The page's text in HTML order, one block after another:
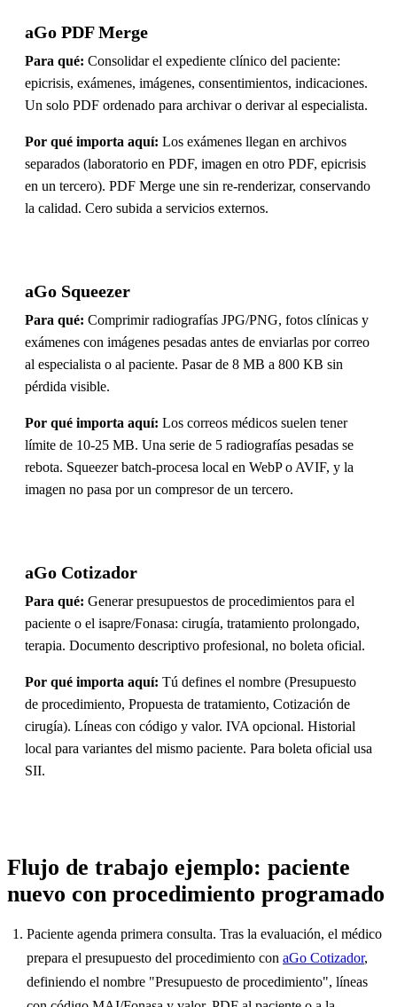
aGo PDF Merge
Para qué: Consolidar el expediente clínico del paciente:
epicrisis, exámenes, imágenes, consentimientos, indicaciones.
Un solo PDF ordenado para archivar o derivar al especialista.
Por qué importa aquí: Los exámenes llegan en archivos
separados (laboratorio en PDF, imagen en otro PDF, epicrisis
en un tercero). PDF Merge une sin re-renderizar, conservando
la calidad. Cero subida a servicios externos.
aGo Squeezer
Para qué: Comprimir radiografías JPG/PNG, fotos clínicas y
exámenes con imágenes pesadas antes de enviarlas por correo
al especialista o al paciente. Pasar de 8 MB a 800 KB sin
pérdida visible.
Por qué importa aquí: Los correos médicos suelen tener
límite de 10-25 MB. Una serie de 5 radiografías pesadas se
rebota. Squeezer batch-procesa local en WebP o AVIF, y la
imagen no pasa por un compresor de un tercero.
aGo Cotizador
Para qué: Generar presupuestos de procedimientos para el
paciente o el isapre/Fonasa: cirugía, tratamiento prolongado,
terapia. Documento descriptivo profesional, no boleta oficial.
Por qué importa aquí: Tú defines el nombre (Presupuesto
de procedimiento, Propuesta de tratamiento, Cotización de
cirugía). Líneas con código y valor. IVA opcional. Historial
local para variantes del mismo paciente. Para boleta oficial usa
SII.
Flujo de trabajo ejemplo: paciente
nuevo con procedimiento programado
Paciente agenda primera consulta. Tras la evaluación, el médico
prepara el presupuesto del procedimiento con aGo Cotizador,
definiendo el nombre "Presupuesto de procedimiento", líneas